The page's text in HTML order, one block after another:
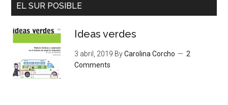
EL SUR POSIBLE
Ideas verdes
3 abril, 2019 ByCarolina Corcho
2
Comments